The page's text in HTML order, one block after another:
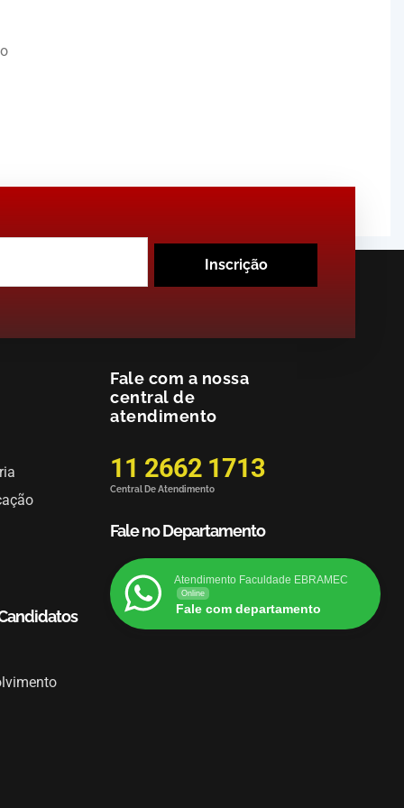
Inscrição
Fale com a nossa
central de
atendimento
11 2662 1713
Central De Atendimento
Fale no Departamento
Atendimento Faculdade EBRAMEC
Online
Fale com departamento